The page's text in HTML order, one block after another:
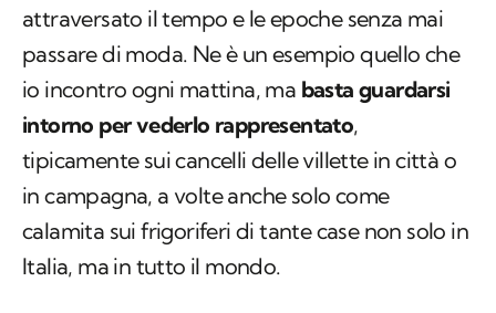
attraversato il tempo e le epoche senza mai
passare di moda. Ne è un esempio quello che
io incontro ogni mattina, ma basta guardarsi
intorno per vederlo rappresentato,
tipicamente sui cancelli delle villette in città o
in campagna, a volte anche solo come
calamita sui frigoriferi di tante case non solo in
Italia, ma in tutto il mondo.